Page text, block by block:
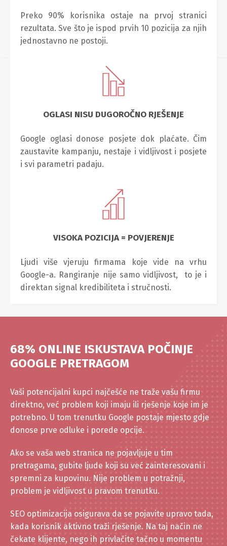
Preko 90% korisnika ostaje na prvoj stranici
rezultata. Sve što je ispod prvih 10 pozicija za njih
jednostavno ne postoji.
OGLASI NISU DUGOROČNO RJEŠENJE
Google oglasi donose posjete dok plaćate. Čim
zaustavite kampanju, nestaje i vidljivost i posjete
i svi parametri padaju.
VISOKA POZICIJA = POVJERENJE
Ljudi više vjeruju firmama koje vide na vrhu
Google-a. Rangiranje nije samo vidljivost, to je i
direktan signal kredibiliteta i stručnosti.
68% ONLINE ISKUSTAVA POČINJE
GOOGLE PRETRAGOM
Vaši potencijalni kupci najčešće ne traže vašu firmu
direktno, već problem koji imaju ili rješenje koje im je
potrebno. U tom trenutku Google postaje mjesto gdje
donose prve odluke i porede opcije.
Ako se vaša web stranica ne pojavljuje u tim
pretragama, gubite ljude koji su već zainteresovani i
spremni za kupovinu. Nije problem u potražnji,
problem je vidljivost u pravom trenutku.
SEO optimizacija osigurava da se pojavite upravo tada,
kada korisnik aktivno traži rješenje. Na taj način ne
čekate klijente, nego ih privlačite tačno u momentu